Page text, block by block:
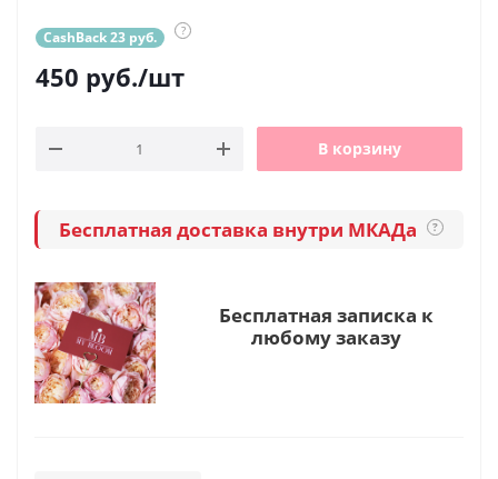
CashBack 23 руб. ?
450 руб./шт
В корзину
Бесплатная доставка внутри МКАДа ?
Бесплатная записка к
любому заказу